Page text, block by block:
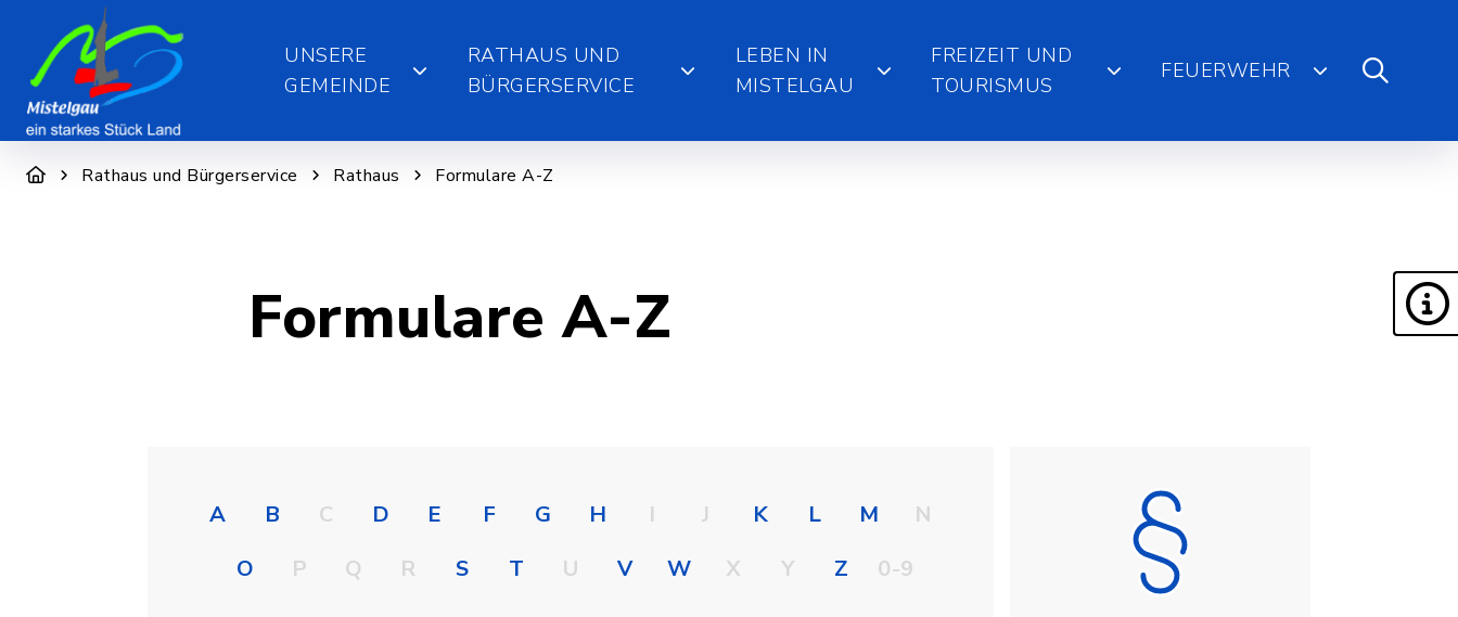
UNSERE
GEMEINDE
RATHAUS UND
BÜRGERSERVICE
LEBEN IN
MISTELGAU
FREIZEIT UND
TOURISMUS
FEUERWEHR
Rathaus und Bürgerservice Rathaus Formulare A-Z
Formulare A-Z
A B C D E F G H I J K L M
N
O
P Q R S T U V W X Y Z 0-9